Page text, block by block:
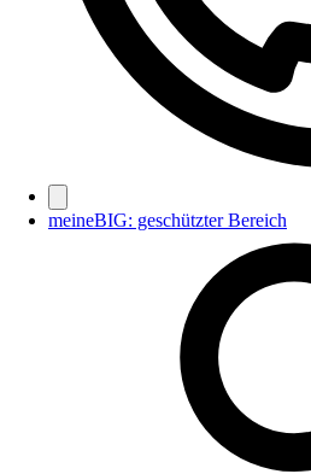
meineBIG: geschützter Bereich